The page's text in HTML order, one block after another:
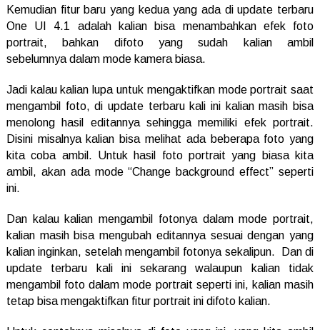
Kemudian fitur baru yang kedua yang ada di update terbaru
One UI 4.1 adalah kalian bisa menambahkan efek foto
portrait, bahkan difoto yang sudah kalian ambil
sebelumnya dalam mode kamera biasa.
Jadi kalau kalian lupa untuk mengaktifkan mode portrait saat
mengambil foto, di update terbaru kali ini kalian masih bisa
menolong hasil editannya sehingga memiliki efek portrait.
Disini misalnya kalian bisa melihat ada beberapa foto yang
kita coba ambil. Untuk hasil foto portrait yang biasa kita
ambil, akan ada mode “Change background effect” seperti
ini.
Dan kalau kalian mengambil fotonya dalam mode portrait,
kalian masih bisa mengubah editannya sesuai dengan yang
kalian inginkan, setelah mengambil fotonya sekalipun. Dan di
update terbaru kali ini sekarang walaupun kalian tidak
mengambil foto dalam mode portrait seperti ini, kalian masih
tetap bisa mengaktifkan fitur portrait ini difoto kalian.